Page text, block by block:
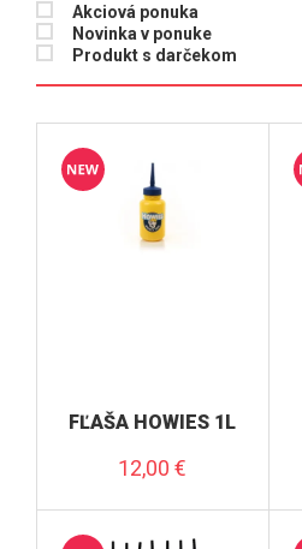
Akciová ponuka
Novinka v ponuke
Produkt s darčekom
FĽAŠA HOWIES 1L
12,00€